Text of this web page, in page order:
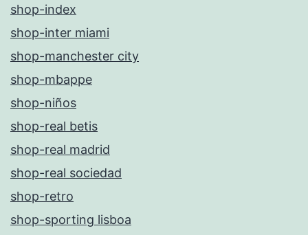
shop-index
shop-inter miami
shop-manchester city
shop-mbappe
shop-niños
shop-real betis
shop-real madrid
shop-real sociedad
shop-retro
shop-sporting lisboa